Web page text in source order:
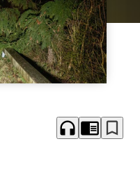
headphones chrome_reader_mode bookmark_border